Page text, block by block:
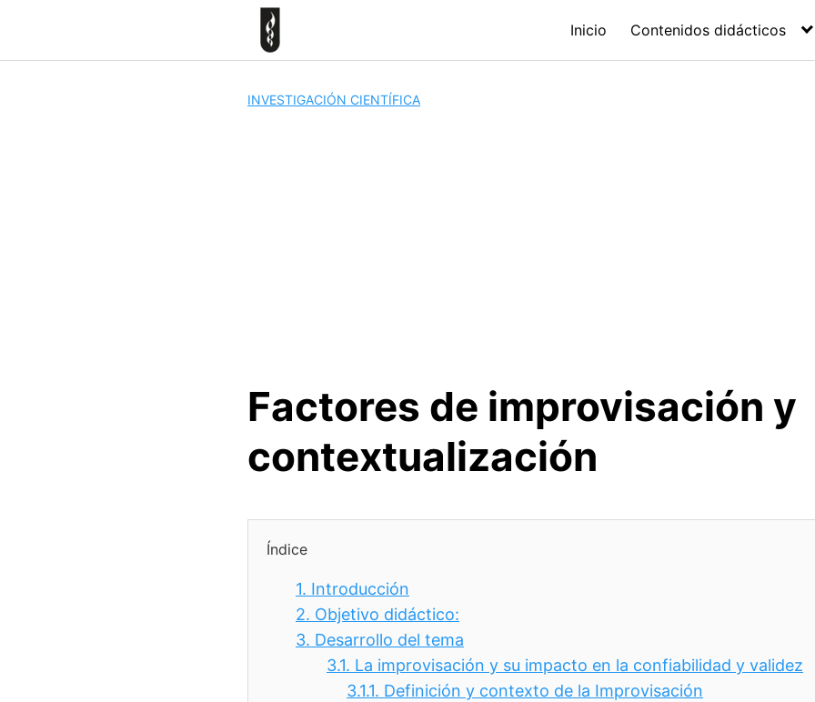
Inicio Contenidos didácticos
INVESTIGACIÓN CIENTÍFICA
Factores de improvisación y
contextualización
Índice
1. Introducción
2. Objetivo didáctico:
3. Desarrollo del tema
3.1. La improvisación y su impacto en la confiabilidad y validez
3.1.1. Definición y contexto de la Improvisación